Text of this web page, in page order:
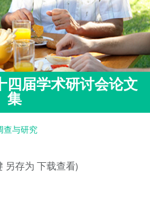
四届学术研讨会论文
集
查与研究
另存为 下载查看)